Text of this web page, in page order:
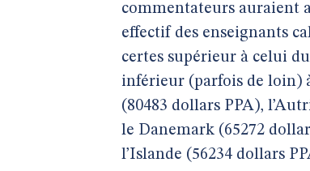
commentateurs auraient
effectif des enseignants
certes supérieur à celui
inférieur (parfois de loin)
(80483 dollars PPA),
le Danemark (65272
l’Islande (56234 dollars